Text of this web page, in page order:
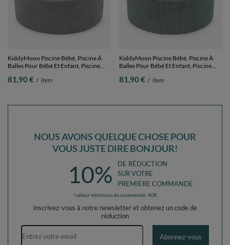
KiddyMoon Piscine Bébé, Piscine À
Balles Pour Bébé Et Enfant, Piscine
Côtelée Lavable, Gris foncé: Beige
81,90 € / item
KiddyMoon Piscine Bébé, Piscine À
Balles Pour Bébé Et Enfant, Piscine
Côtelée Lavable, Vert: Beige
81,90 € / item
NOUS AVONS QUELQUE CHOSE POUR
VOUS JUSTE DIRE BONJOUR!
10%
DE RÉDUCTION
SUR VOTRE
PREMIÈRE COMMANDE
*valeur minimum de commande: 40€
inscrivez-vous à notre newsletter et obtenez un code de
réduction
Adresse e-mail
Abonnez-vous